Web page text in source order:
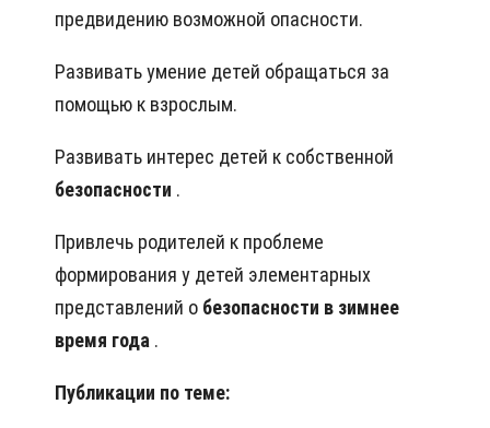
предвидению возможной опасности.
Развивать умение детей обращаться за
помощью к взрослым.
Развивать интерес детей к собственной
безопасности .
Привлечь родителей к проблеме
формирования у детей элементарных
представлений о безопасности в зимнее
время года .
Публикации по теме: